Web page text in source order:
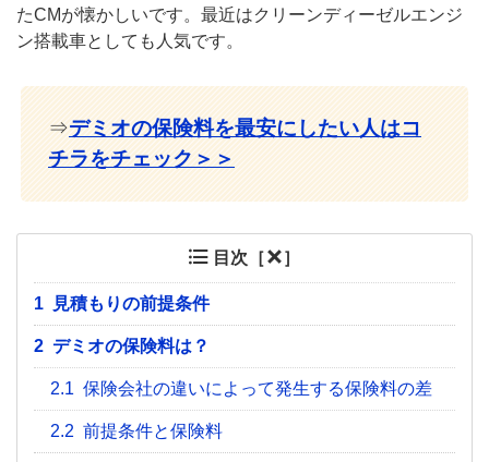
たCMが懐かしいです。最近はクリーンディーゼルエンジ
ン搭載車としても人気です。
⇒デミオの保険料を最安にしたい人はコ
チラをチェック＞＞
目次［ ］
1 見積もりの前提条件
2 デミオの保険料は？
2.1 保険会社の違いによって発生する保険料の差
2.2 前提条件と保険料